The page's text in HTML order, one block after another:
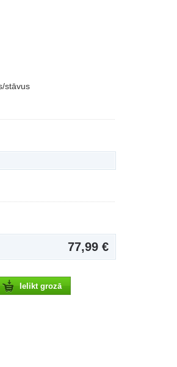
stāvus
77,99 €
Ielikt grozā